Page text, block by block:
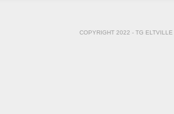
COPYRIGHT 2022 - TG ELTVILLE